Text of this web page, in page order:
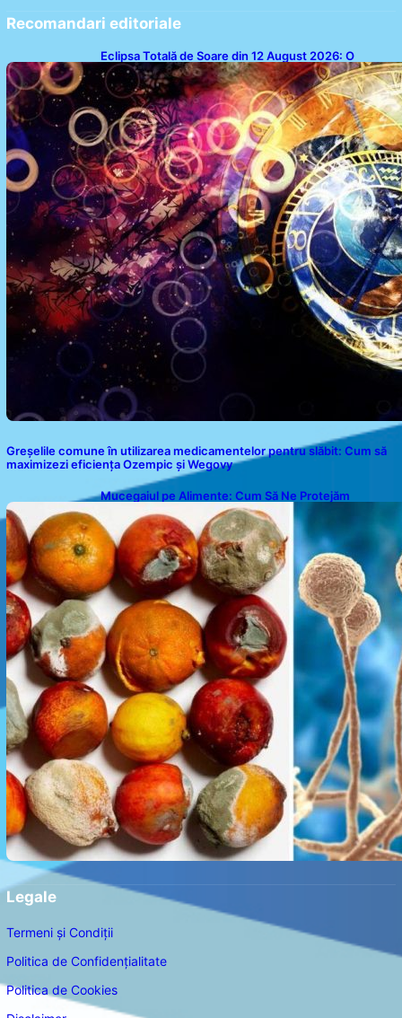
Recomandari editoriale
Eclipsa Totală de Soare din 12 August 2026: O
Analiză a Impactului asupra Trei Zodii și a Ciclului de
18 Ani
Greșelile comune în utilizarea medicamentelor pentru slăbit: Cum să
maximizezi eficiența Ozempic și Wegovy
Mucegaiul pe Alimente: Cum Să Ne Protejăm
Sănătatea?
Legale
Termeni și Condiții
Politica de Confidențialitate
Politica de Cookies